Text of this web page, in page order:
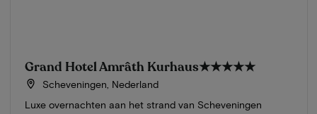
Grand Hotel Amrâth Kurhaus★★★★★
Scheveningen, Nederland
Luxe overnachten aan het strand van Scheveningen